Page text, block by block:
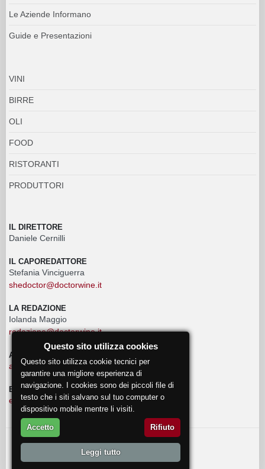
Le Aziende Informano
Guide e Presentazioni
VINI
BIRRE
OLI
FOOD
RISTORANTI
PRODUTTORI
IL DIRETTORE
Daniele Cernilli
IL CAPOREDATTORE
Stefania Vinciguerra
shedoctor@doctorwine.it
LA REDAZIONE
Iolanda Maggio
redazione@doctorwine.it
ADVERTISING
advertising@doctorwine.it
EVENTI
eventi@doctorwine.it
© 2018 DoctorWine .
Questo sito utilizza cookies
Questo sito utilizza cookie tecnici per
garantire una migliore esperienza di
navigazione. I cookies sono dei piccoli file di
testo che i siti salvano sul tuo computer o
dispositivo mobile mentre li visiti.
Accetto Rifiuto
Leggi tutto